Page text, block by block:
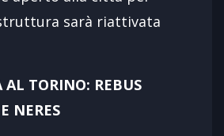
sarà riattivata
AL TORINO: REBUS
NERES